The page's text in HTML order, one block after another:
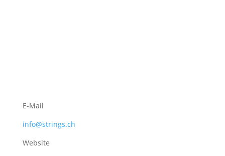
E-Mail
info@strings.ch
Website